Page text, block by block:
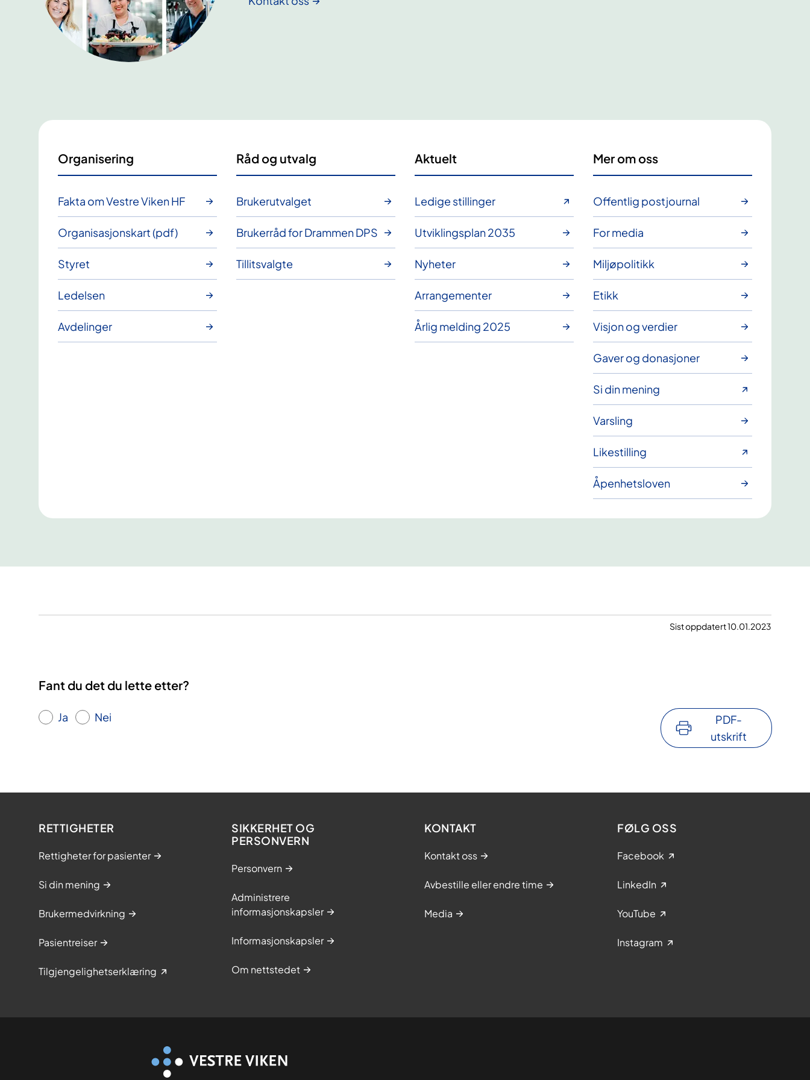
Organisering
Fakta om Vestre Viken HF
Organisasjonskart (pdf)
Styret
Ledelsen
Avdelinger
Råd og utvalg
Brukerutvalget
Brukerråd for Drammen DPS
Tillitsvalgte
Aktuelt
Ledige stillinger
Utviklingsplan 2035
Nyheter
Arrangementer
Årlig melding 2025
Mer om oss
Offentlig postjournal
For media
Miljøpolitikk
Etikk
Visjon og verdier
Gaver og donasjoner
Si din mening
Varsling
Likestilling
Åpenhetsloven
Sist oppdatert 10.01.2023
Fant du det du lette etter?
Ja Nei
PDF-
utskrift
RETTIGHETER
Rettigheter for pasienter
Si din mening
Brukermedvirkning
Pasientreiser
Tilgjengelighetserklæring
SIKKERHET OG
PERSONVERN
Personvern
Administrere
informasjonskapsler
Informasjonskapsler
Om nettstedet
KONTAKT
Kontakt oss
Avbestille eller endre time
Media
FØLG OSS
Facebook
LinkedIn
YouTube
Instagram